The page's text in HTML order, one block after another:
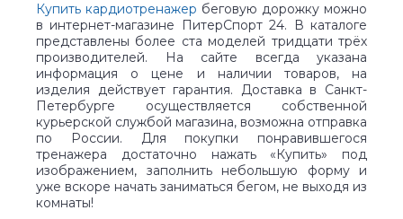
Купить кардиотренажер беговую дорожку можно
в интернет-магазине ПитерСпорт 24. В каталоге
представлены более ста моделей тридцати трёх
производителей. На сайте всегда указана
информация о цене и наличии товаров, на
изделия действует гарантия. Доставка в Санкт-
Петербурге осуществляется собственной
курьерской службой магазина, возможна отправка
по России. Для покупки понравившегося
тренажера достаточно нажать «Купить» под
изображением, заполнить небольшую форму и
уже вскоре начать заниматься бегом, не выходя из
комнаты!